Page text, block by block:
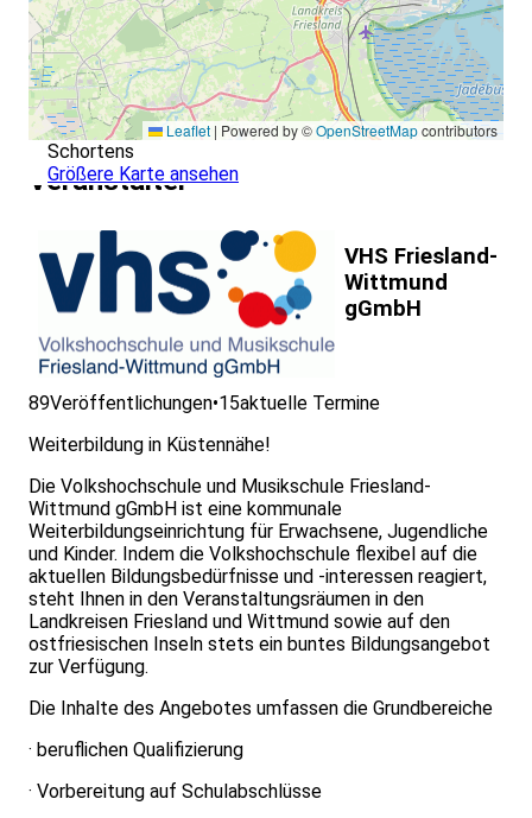
Leaflet | Powered by ©OpenStreetMapcontributors
Schortens
Größere Karte ansehen
Veranstalter
VHS Friesland-
Wittmund
gGmbH
89Veröffentlichungen•15aktuelle Termine
Weiterbildung in Küstennähe!
Die Volkshochschule und Musikschule Friesland-
Wittmund gGmbH ist eine kommunale
Weiterbildungseinrichtung für Erwachsene, Jugendliche
und Kinder. Indem die Volkshochschule flexibel auf die
aktuellen Bildungsbedürfnisse und -interessen reagiert,
steht Ihnen in den Veranstaltungsräumen in den
Landkreisen Friesland und Wittmund sowie auf den
ostfriesischen Inseln stets ein buntes Bildungsangebot
zur Verfügung.
Die Inhalte des Angebotes umfassen die Grundbereiche
· beruflichen Qualifizierung
· Vorbereitung auf Schulabschlüsse